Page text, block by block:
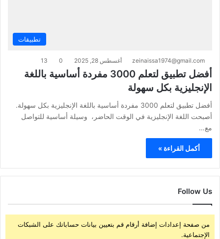
تطبيقات
zeinaissa1974@gmail.com أغسطس 28, 2025 0
13
أفضل تطبيق لتعلم 3000 مفردة أساسية باللغة
الإنجليزية بكل سهولة
أفضل تطبيق لتعلم 3000 مفردة أساسية باللغة الإنجليزية بكل سهولة.
أصبحت اللغة الإنجليزية في الوقت الحاضر، وسيلة أساسية للتواصل
مع…
أكمل القراءة »
Follow Us
من صفحة إعدادات إضافة أرقام قم بتعيين بيانات حساباتك على الشبكات
الإجتماعية.